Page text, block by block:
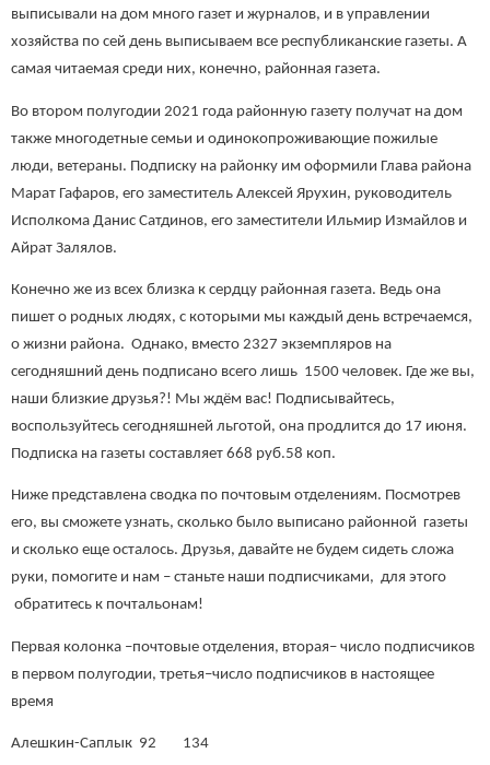
выписывали на дом много газет и журналов, и в управлении
хозяйства по сей день выписываем все республиканские газеты. А
самая читаемая среди них, конечно, районная газета.
Во втором полугодии 2021 года районную газету получат на дом
также многодетные семьи и одинокопроживающие пожилые
люди, ветераны. Подписку на районку им оформили Глава района
Марат Гафаров, его заместитель Алексей Ярухин, руководитель
Исполкома Данис Сатдинов, его заместители Ильмир Измайлов и
Айрат Залялов.
Конечно же из всех близка к сердцу районная газета. Ведь она
пишет о родных людях, с которыми мы каждый день встречаемся,
о жизни района. Однако, вместо 2327 экземпляров на
сегодняшний день подписано всего лишь 1500 человек. Где же вы,
наши близкие друзья?! Мы ждём вас! Подписывайтесь,
воспользуйтесь сегодняшней льготой, она продлится до 17 июня.
Подписка на газеты составляет 668 руб.58 коп.
Ниже представлена сводка по почтовым отделениям. Посмотрев
его, вы сможете узнать, сколько было выписано районной газеты
и сколько еще осталось. Друзья, давайте не будем сидеть сложа
руки, помогите и нам – станьте наши подписчиками, для этого
обратитесь к почтальонам!
Первая колонка –почтовые отделения, вторая– число подписчиков
в первом полугодии, третья–число подписчиков в настоящее
время
Алешкин-Саплык 92 134